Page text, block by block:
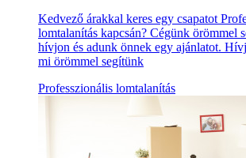
Kedvező árakkal keres egy csapatot
lomtalanítás kapcsán? Cégünk örömmel
hívjon és adunk önnek egy ajánlatot.
mi örömmel segítünk
Professzionális lomtalanítás